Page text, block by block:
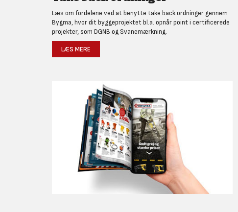
Læs om fordelene ved at benytte take back ordninger gennem
Bygma, hvor dit byggeprojektet bl.a. opnår point i certificerede
projekter, som DGNB og Svanemærkning.
LÆS MERE